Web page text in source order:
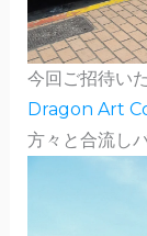
今回ご招待い
Dragon Art
方々と合流し